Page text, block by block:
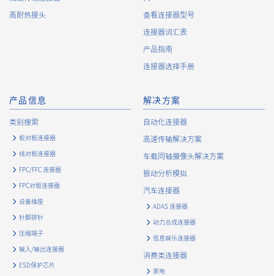
1. Collection of Personal Information
When providing the services of the Company, the Company
obtains personal information such as the name, address,
(your company name, department name, position, address,
information, and access logs of the Customers, etc. from. The
Company shall not properly acquire personal information or
acquire personal information by deception or other wrongful
means.
The Company uses cookies and other tracking technologies
(e.g., web beacons) to collect information about your access
history and usage status on this website, including identifiers
such as IP addresses (hereinafter referred to as “cookies”).
information) is collected. Cookie information may be
associated with personal information of Customers’ member
services held by the Company. Cookie information that is
associated with personal information will be handled in
accordance with the following and the Cookie Policy.
https://www.irisoele.com/cn/cookie/
高耐热接头
查看连接器型号
连接器词汇表
产品指南
连接器选择手册
产品信息
类别搜索
板对板连接器
线对板连接器
FPC/FFC 连接器
FPC对板连接器
设备插座
针脚排针
压缩端子
输入/输出连接器
ESD保护芯片
解决方案
自动化连接器
高速传输解决方案
车载同轴摄像头解决方案
振动分析模拟
汽车连接器
ADAS 连接器
动力总成连接器
信息娱乐连接器
消费类连接器
家电